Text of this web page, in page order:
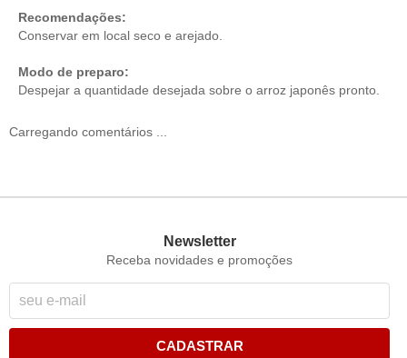
Recomendações:
Conservar em local seco e arejado.
Modo de preparo:
Despejar a quantidade desejada sobre o arroz japonês pronto.
Carregando comentários ...
Newsletter
Receba novidades e promoções
CADASTRAR